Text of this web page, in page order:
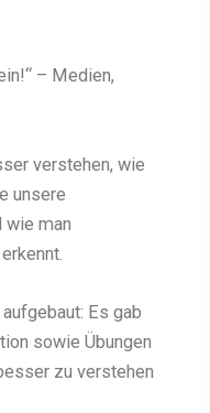
– Medien,
verstehen, wie
unsere
wie man
Es gab
sowie Übungen
zu verstehen